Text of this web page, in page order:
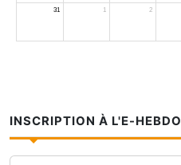
INSCRIPTION À L'E-HEBDO